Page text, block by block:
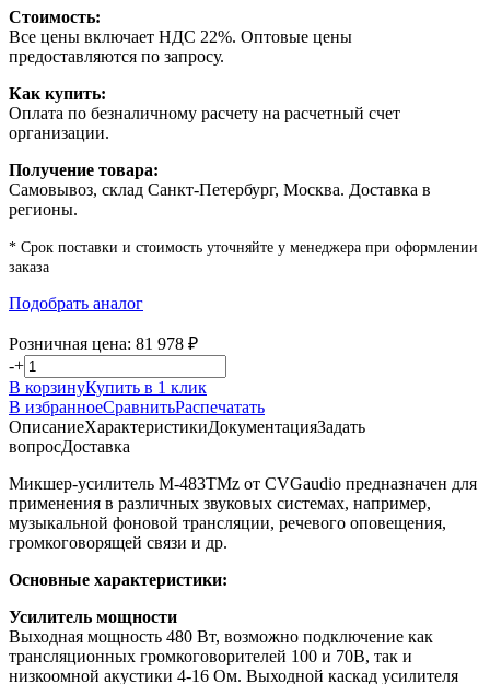
Стоимость:
Все цены включает НДС 22%. Оптовые цены
предоставляются по запросу.
Как купить:
Оплата по безналичному расчету на расчетный счет
организации.
Получение товара:
Самовывоз, склад Санкт-Петербург, Москва. Доставка в
регионы.
* Срок поставки и стоимость уточняйте у менеджера при оформлении
заказа
Подобрать аналог
Розничная цена: 81 978 ₽
-+
В корзинуКупить в 1 клик
В избранноеСравнитьРаспечатать
ОписаниеХарактеристикиДокументацияЗадать
вопросДоставка
Микшер-усилитель M-483TMz от CVGaudio предназначен для
применения в различных звуковых системах, например,
музыкальной фоновой трансляции, речевого оповещения,
громкоговорящей связи и др.
Основные характеристики:
Усилитель мощности
Выходная мощность 480 Вт, возможно подключение как
трансляционных громкоговорителей 100 и 70В, так и
низкоомной акустики 4-16 Ом. Выходной каскад усилителя